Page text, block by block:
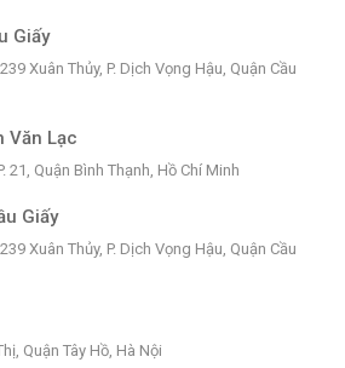
Giấy
Xuân Thủy, P. Dịch Vọng Hậu, Quận Cầu
Văn Lạc
21, Quận Bình Thạnh, Hồ Chí Minh
Giấy
Xuân Thủy, P. Dịch Vọng Hậu, Quận Cầu
Quận Tây Hồ, Hà Nội